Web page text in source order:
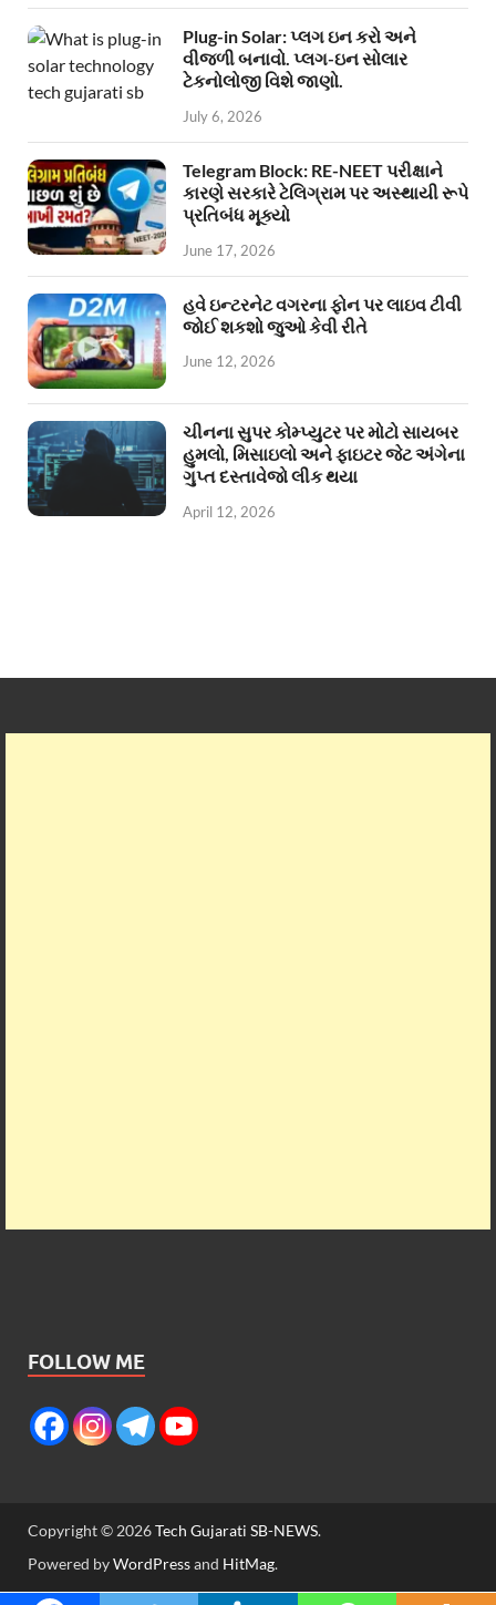
Plug-in Solar: પ્લગ ઇન કરો અને
વીજળી બનાવો. પ્લગ-ઇન સોલાર
ટેકનોલોજી વિશે જાણો.
July 6, 2026
Telegram Block: RE-NEET પરીક્ષાને
કારણે સરકારે ટેલિગ્રામ પર અસ્થાયી રૂપે
પ્રતિબંધ મૂક્યો
June 17, 2026
હવે ઇન્ટરનેટ વગરના ફોન પર લાઇવ ટીવી
જોઈ શકશો જુઓ કેવી રીતે
June 12, 2026
ચીનના સુપર કોમ્પ્યુટર પર મોટો સાયબર
હુમલો, મિસાઇલો અને ફાઇટર જેટ અંગેના
ગુપ્ત દસ્તાવેજો લીક થયા
April 12, 2026
FOLLOW ME
Copyright © 2026Tech Gujarati SB-NEWS.
Powered byWordPressand HitMag.